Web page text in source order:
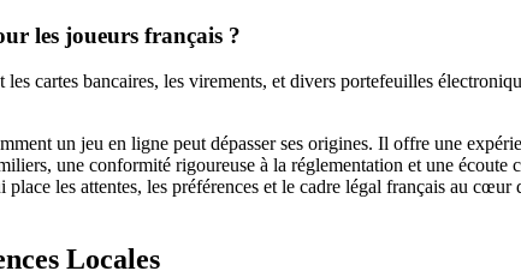
les joueurs français ?
cartes bancaires, les virements, et divers portefeuilles
un jeu en ligne peut dépasser ses origines. Il offre une
une conformité rigoureuse à la réglementation et une écoute
les attentes, les préférences et le cadre légal français au
Locales